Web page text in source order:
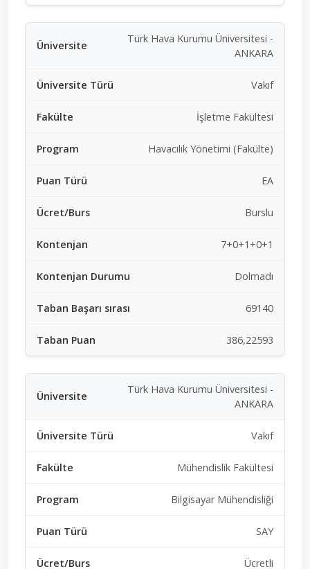
Türk Hava Kurumu Üniversitesi -
ANKARA
Vakıf
İşletme Fakültesi
Havacılık Yönetimi (Fakülte)
EA
Burslu
7+0+1+0+1
Dolmadı
69140
386,22593
Türk Hava Kurumu Üniversitesi -
ANKARA
Vakıf
Mühendislik Fakültesi
Bilgisayar Mühendisliği
SAY
Ücretli